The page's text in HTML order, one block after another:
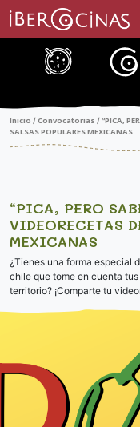
Inicio /Convocatorias /“PICA,
SALSAS POPULARES MEXICANAS
“PICA, PERO
VIDEORECETAS
MEXICANAS
¿Tienes una forma especial
chile que tome en cuenta
territorio? ¡Comparte tu